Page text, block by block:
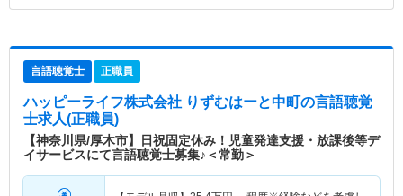
言語聴覚士 正職員
ハッピーライフ株式会社 りずむはーと中町の言語聴覚
士求人(正職員)
【神奈川県/厚木市】日祝固定休み！児童発達支援・放課後等デ
イサービスにて言語聴覚士募集♪＜常勤＞